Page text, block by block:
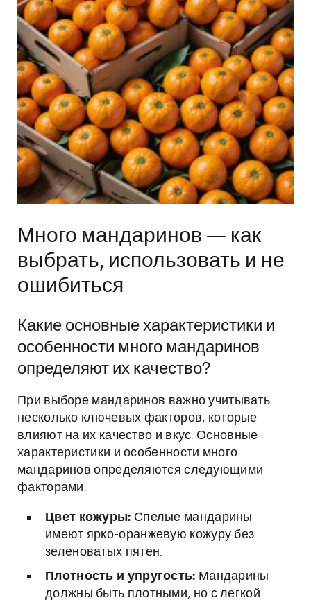
Много мандаринов — как
выбрать, использовать и не
ошибиться
Какие основные характеристики и
особенности много мандаринов
определяют их качество?
При выборе мандаринов важно учитывать
несколько ключевых факторов, которые
влияют на их качество и вкус. Основные
характеристики и особенности много
мандаринов определяются следующими
факторами:
Цвет кожуры: Спелые мандарины
имеют ярко-оранжевую кожуру без
зеленоватых пятен.
Плотность и упругость: Мандарины
должны быть плотными, но с легкой